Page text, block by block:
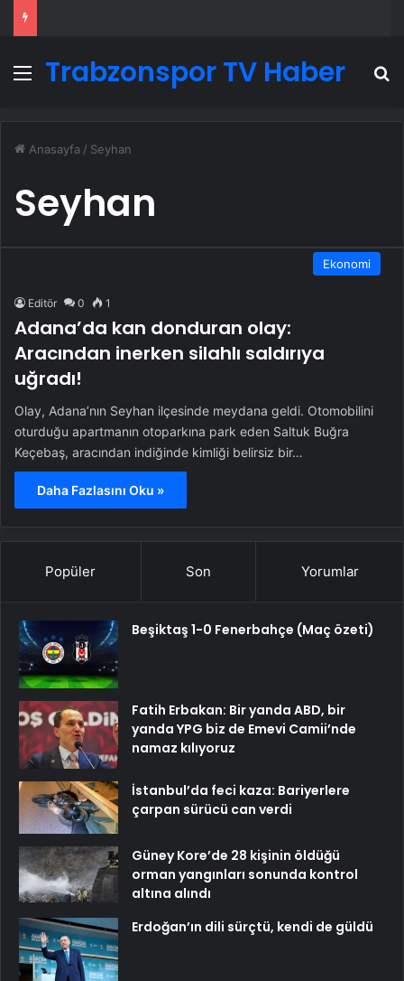
Menü
Trabzonspor TV Haber
Anasayfa / Seyhan
Seyhan
Ekonomi
Editör 0 1
Adana’da kan donduran olay:
Aracından inerken silahlı saldırıya
uğradı!
Olay, Adana’nın Seyhan ilçesinde meydana geldi. Otomobilini
oturduğu apartmanın otoparkına park eden Saltuk Buğra
Keçebaş, aracından indiğinde kimliği belirsiz bir…
Daha Fazlasını Oku »
Popüler Son Yorumlar
Beşiktaş 1-0 Fenerbahçe (Maç özeti)
Fatih Erbakan: Bir yanda ABD, bir
yanda YPG biz de Emevi Camii’nde
namaz kılıyoruz
İstanbul’da feci kaza: Bariyerlere
çarpan sürücü can verdi
Güney Kore’de 28 kişinin öldüğü
orman yangınları sonunda kontrol
altına alındı
Erdoğan’ın dili sürçtü, kendi de güldü